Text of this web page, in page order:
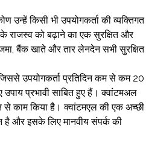
उन्हें किसी भी उपयोगकर्ता की व्यक्तिगत
राजस्व को बढ़ाने का एक सुरक्षित और
बैंक खाते और तार लेनदेन सभी सुरक्षित
उपयोगकर्ता प्रतिदिन कम से कम 20
प्रभावी साबित हुए हैं। क्वांटमअल
से काम किया है। क्वांटमएल की एक अच्छी
है और इसके लिए मानवीय संपर्क की